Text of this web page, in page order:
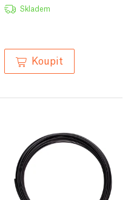
Skladem
Koupit